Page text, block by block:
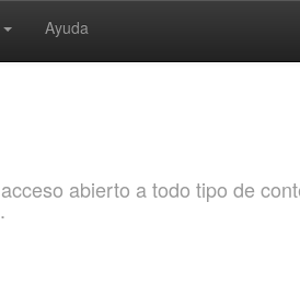
Ayuda
abierto a todo tipo de